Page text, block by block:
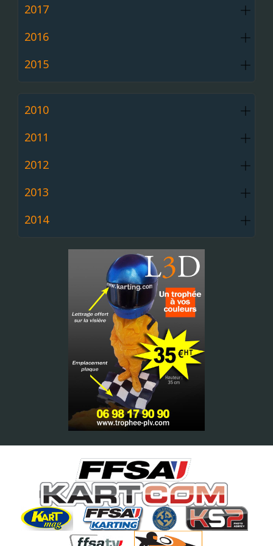
2017
2016
2015
2010
2011
2012
2013
2014